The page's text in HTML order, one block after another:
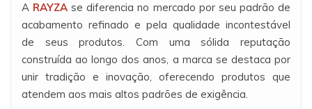
A RAYZA se diferencia no mercado por seu padrão de
acabamento refinado e pela qualidade incontestável
de seus produtos. Com uma sólida reputação
construída ao longo dos anos, a marca se destaca por
unir tradição e inovação, oferecendo produtos que
atendem aos mais altos padrões de exigência.